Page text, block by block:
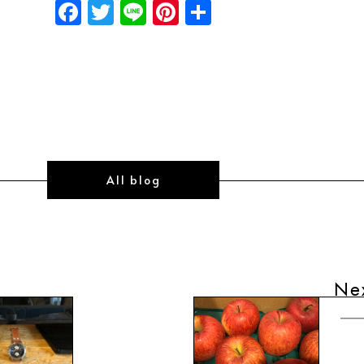
Facebook
Twitter
LinePinterest
All blog